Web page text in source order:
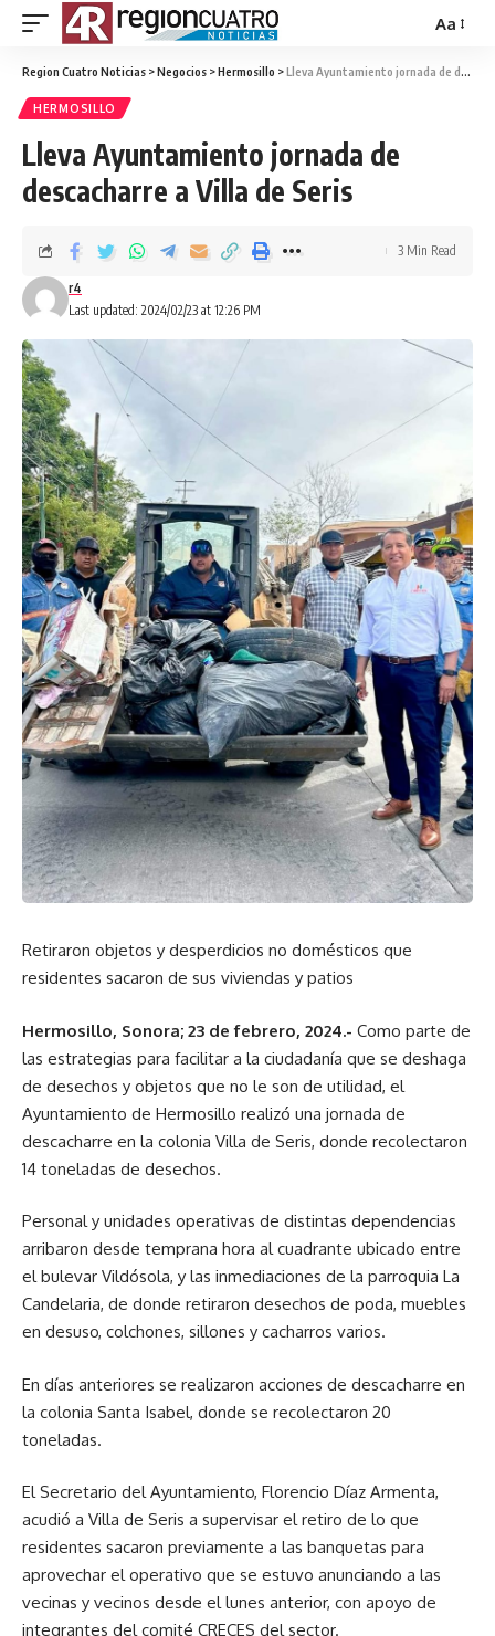
Aa
Region Cuatro Noticias >Negocios >Hermosillo >Lleva Ayuntamiento jornada de descacharre a Villa de Seris
HERMOSILLO
Lleva Ayuntamiento jornada de
descacharre a Villa de Seris
Last updated: 2024/02/23 at 12:26 PM
r4
3 Min Read
Retiraron objetos y desperdicios no domésticos que
residentes sacaron de sus viviendas y patios
Hermosillo, Sonora; 23 de febrero, 2024.- Como parte de
las estrategias para facilitar a la ciudadanía que se deshaga
de desechos y objetos que no le son de utilidad, el
Ayuntamiento de Hermosillo realizó una jornada de
descacharre en la colonia Villa de Seris, donde recolectaron
14 toneladas de desechos.
Personal y unidades operativas de distintas dependencias
arribaron desde temprana hora al cuadrante ubicado entre
el bulevar Vildósola, y las inmediaciones de la parroquia La
Candelaria, de donde retiraron desechos de poda, muebles
en desuso, colchones, sillones y cacharros varios.
En días anteriores se realizaron acciones de descacharre en
la colonia Santa Isabel, donde se recolectaron 20
toneladas.
El Secretario del Ayuntamiento, Florencio Díaz Armenta,
acudió a Villa de Seris a supervisar el retiro de lo que
residentes sacaron previamente a las banquetas para
aprovechar el operativo que se estuvo anunciando a las
vecinas y vecinos desde el lunes anterior, con apoyo de
integrantes del comité CRECES del sector.